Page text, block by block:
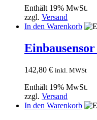
Enthält 19% MwSt.
zzgl. Versand
In den Warenkorb
142,80 € inkl. MWSt
Enthält 19% MwSt.
zzgl. Versand
In den Warenkorb